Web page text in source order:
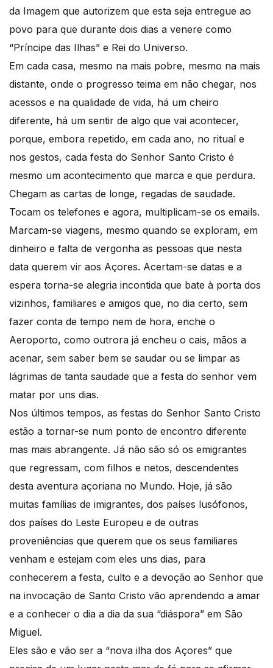
da Imagem que autorizem que esta seja entregue ao
povo para que durante dois dias a venere como
“Príncipe das Ilhas” e Rei do Universo.
Em cada casa, mesmo na mais pobre, mesmo na mais
distante, onde o progresso teima em não chegar, nos
acessos e na qualidade de vida, há um cheiro
diferente, há um sentir de algo que vai acontecer,
porque, embora repetido, em cada ano, no ritual e
nos gestos, cada festa do Senhor Santo Cristo é
mesmo um acontecimento que marca e que perdura.
Chegam as cartas de longe, regadas de saudade.
Tocam os telefones e agora, multiplicam-se os emails.
Marcam-se viagens, mesmo quando se exploram, em
dinheiro e falta de vergonha as pessoas que nesta
data querem vir aos Açores. Acertam-se datas e a
espera torna-se alegria incontida que bate à porta dos
vizinhos, familiares e amigos que, no dia certo, sem
fazer conta de tempo nem de hora, enche o
Aeroporto, como outrora já encheu o cais, mãos a
acenar, sem saber bem se saudar ou se limpar as
lágrimas de tanta saudade que a festa do senhor vem
matar por uns dias.
Nos últimos tempos, as festas do Senhor Santo Cristo
estão a tornar-se num ponto de encontro diferente
mas mais abrangente. Já não são só os emigrantes
que regressam, com filhos e netos, descendentes
desta aventura açoriana no Mundo. Hoje, já são
muitas famílias de imigrantes, dos países lusófonos,
dos países do Leste Europeu e de outras
proveniências que querem que os seus familiares
venham e estejam com eles uns dias, para
conhecerem a festa, culto e a devoção ao Senhor que
na invocação de Santo Cristo vão aprendendo a amar
e a conhecer o dia a dia da sua “diáspora” em São
Miguel.
Eles são e vão ser a “nova ilha dos Açores” que